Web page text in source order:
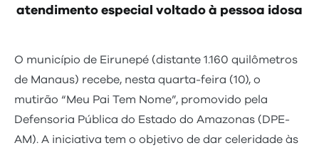
atendimento especial voltado à pessoa idosa
O município de Eirunepé (distante 1.160 quilômetros
de Manaus) recebe, nesta quarta-feira (10), o
mutirão “Meu Pai Tem Nome”, promovido pela
Defensoria Pública do Estado do Amazonas (DPE-
AM). A iniciativa tem o objetivo de dar celeridade às